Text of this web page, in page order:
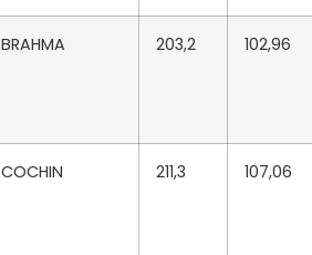
BRAHMA 203,2 102,96
COCHIN 211,3 107,06